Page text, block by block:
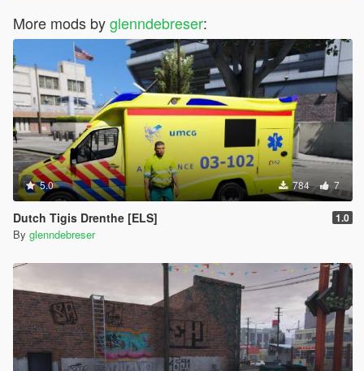
More mods byglenndebreser:
5.0 784 7
Dutch Tigis Drenthe [ELS] 1.0
By glenndebreser